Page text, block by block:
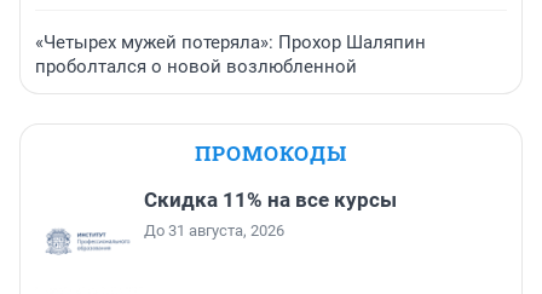
«Четырех мужей потеряла»: Прохор Шаляпин
проболтался о новой возлюбленной
ПРОМОКОДЫ
Скидка 11% на все курсы
До 31 августа, 2026